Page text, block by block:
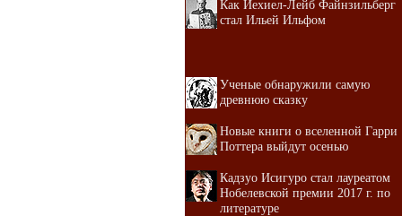
Как Иехиел-Лейб Файнзильберг
стал Ильей Ильфом
Ученые обнаружили самую
древнюю сказку
Новые книги о вселенной Гарри
Поттера выйдут осенью
Кадзуо Исигуро стал лауреатом
Нобелевской премии 2017 г. по
литературе